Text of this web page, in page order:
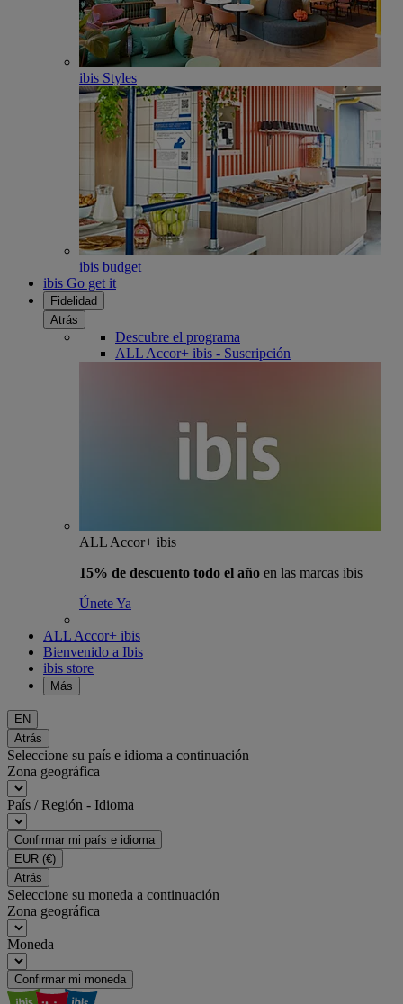
ibis Styles
ibis budget
ibis Go get it
Fidelidad
Atrás
Descubre el programa
ALL Accor+ ibis - Suscripción
ALL Accor+ ibis
15% de descuento todo el año en las marcas ibis
Únete Ya
ALL Accor+ ibis
Bienvenido a Ibis
ibis store
Más
EN
Atrás
Seleccione su país e idioma a continuación
Zona geográfica
País / Región - Idioma
Confirmar mi país e idioma
EUR (€)
Atrás
Seleccione su moneda a continuación
Zona geográfica
Moneda
Confirmar mi moneda